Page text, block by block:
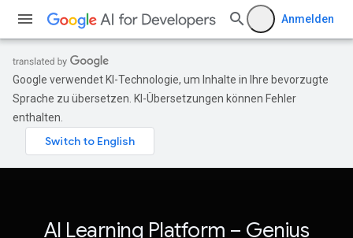
Anmelden
Google verwendet KI-Technologie, um Inhalte in Ihre bevorzugte
Sprache zu übersetzen. KI-Übersetzungen können Fehler
enthalten.
AI Learning Platform – Genius